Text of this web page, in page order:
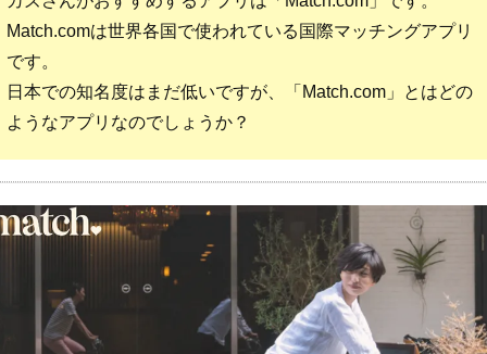
Match.comは世界各国で使われている国際マッチングアプリ
です。
日本での知名度はまだ低いですが、「Match.com」とはどの
ようなアプリなのでしょうか？